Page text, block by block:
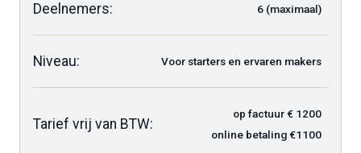
Deelnemers: 6 (maximaal)
Niveau: Voor starters en ervaren makers
Tarief vrij van BTW:
op factuur € 1200
online betaling €1100